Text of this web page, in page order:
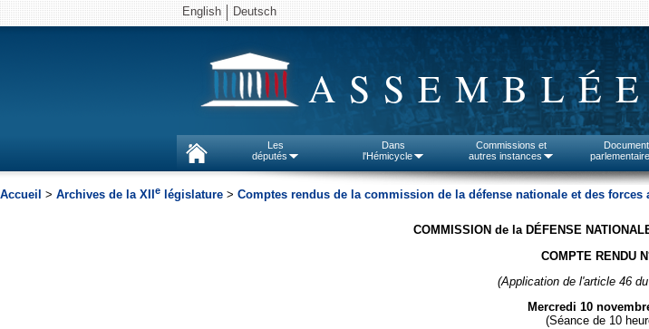
English Deutsch
Les
députés
Dans
l'Hémicycle
Commissions et
autres instances
Accueil > Archives de la XII e législature > Comptes rendus de la commission de la défense nationale et des forces
COMMISSION de la DÉFENSE
COMPTE RENDU
(Application de l'article 46
Mercredi 10
(Séance de 10